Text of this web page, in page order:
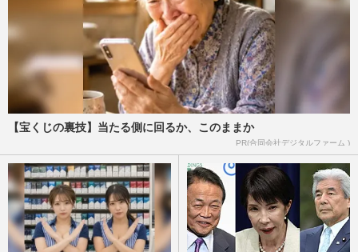
【宝くじの裏技】当たる側に回るか、このままか
PR(合同会社デジタルファーム )